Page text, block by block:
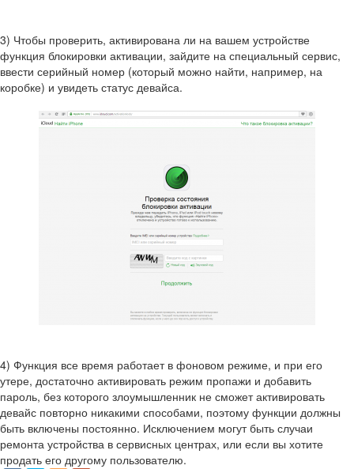
3) Чтобы проверить, активирована ли на вашем устройстве
функция блокировки активации, зайдите на специальный сервис,
ввести серийный номер (который можно найти, например, на
коробке) и увидеть статус девайса.
4) Функция все время работает в фоновом режиме, и при его
утере, достаточно активировать режим пропажи и добавить
пароль, без которого злоумышленник не сможет активировать
девайс повторно никакими способами, поэтому функции должны
быть включены постоянно. Исключением могут быть случаи
ремонта устройства в сервисных центрах, или если вы хотите
продать его другому пользователю.